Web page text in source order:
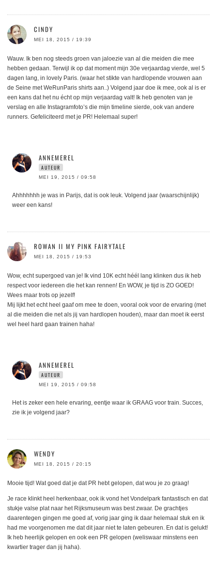
CINDY
MEI 18, 2015 / 19:39
Wauw. Ik ben nog steeds groen van jaloezie van al die meiden die mee
hebben gedaan. Terwijl ik op dat moment mijn 30e verjaardag vierde, wel 5
dagen lang, in lovely Paris. (waar het stikte van hardlopende vrouwen aan
de Seine met WeRunParis shirts aan..) Volgend jaar doe ik mee, ook al is er
een kans dat het nu écht op mijn verjaardag valt! Ik heb genoten van je
verslag en alle Instagramfoto’s die mijn timeline sierde, ook van andere
runners. Gefeliciteerd met je PR! Helemaal super!
ANNEMEREL
AUTEUR
MEI 19, 2015 / 09:58
Ahhhhhhh je was in Parijs, dat is ook leuk. Volgend jaar (waarschijnlijk)
weer een kans!
ROWAN II MY PINK FAIRYTALE
MEI 18, 2015 / 19:53
Wow, echt supergoed van je! Ik vind 10K echt héél lang klinken dus ik heb
respect voor iedereen die het kan rennen! En WOW, je tijd is ZO GOED!
Wees maar trots op jezelf!
Mij lijkt het echt heel gaaf om mee te doen, vooral ook voor de ervaring (met
al die meiden die net als jij van hardlopen houden), maar dan moet ik eerst
wel heel hard gaan trainen haha!
ANNEMEREL
AUTEUR
MEI 19, 2015 / 09:58
Het is zeker een hele ervaring, eentje waar ik GRAAG voor train. Succes,
zie ik je volgend jaar?
WENDY
MEI 18, 2015 / 20:15
Mooie tijd! Wat goed dat je dat PR hebt gelopen, dat wou je zo graag!
Je race klinkt heel herkenbaar, ook ik vond het Vondelpark fantastisch en dat
stukje valse plat naar het Rijksmuseum was best zwaar. De grachtjes
daarentegen gingen me goed af, vorig jaar ging ik daar helemaal stuk en ik
had me voorgenomen me dat dit jaar niet te laten gebeuren. En dat is gelukt!
Ik heb heerlijk gelopen en ook een PR gelopen (weliswaar minstens een
kwartier trager dan jij haha).